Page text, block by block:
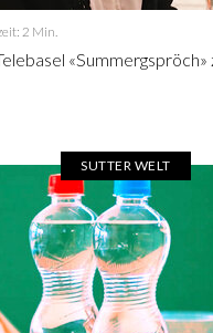
2 Min.
«Summergspröch»
SUTTER WELT